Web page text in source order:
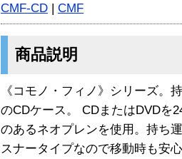
CMF-CD | CMF
商品説明
《コモノ・フィノ》シリーズ。
のCDケース。 CDまたはDVDを
のあるネオプレンを使用。持ち
スナータイプなので移動時も安